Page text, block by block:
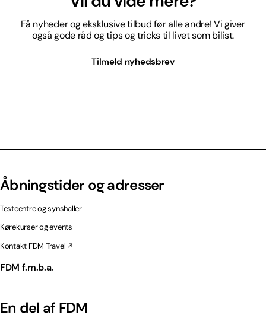
Få nyheder og eksklusive tilbud før alle andre! Vi giver
også gode råd og tips og tricks til livet som bilist.
Tilmeld nyhedsbrev
Åbningstider og adresser
Testcentre og synshaller
Kørekurser og events
Kontakt FDM Travel
FDM f.m.b.a.
En del af FDM